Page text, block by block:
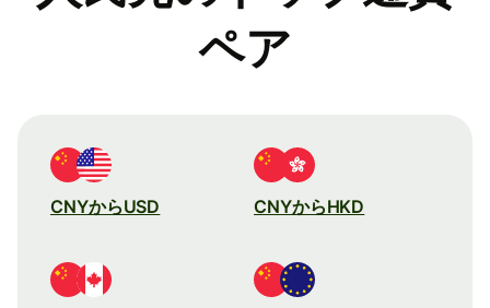
ペア
CNYからUSD CNYからHKD